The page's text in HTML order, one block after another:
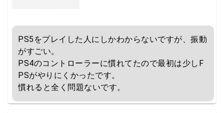
PS5をプレイした人にしかわからないですが、振動
がすごい。
PS4のコントローラーに慣れてたので最初は少しF
PSがやりにくかったです。
慣れると全く問題ないです。